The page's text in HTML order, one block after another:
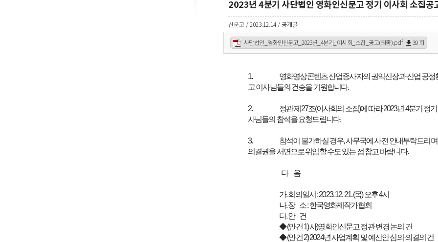
2023년 4분기 사단법인 영화인신문고 정기 이사회 소집공
신문고 / 2023.12.14 / 공개글
사단법인_영화인신문고_2023년_4분기_이시회_소집_공고(최종).pdf 39 회
1.
영화영상콘텐츠 산업종사자의 권익신장과 산업 공
고 이사님들의 건승을 기원합니다.
2.
정관 제27조(이사회의 소집)에 따라 2023년 4분기 정
사님들의 참석을 요청드립니다.
3.
참석이 불가하실 경우, 사무국에 사전 안내부탁드리
의결권을 서면으로 위임할 수도 있는 점 참고 바랍니다.
다 음
가. 회의일시 : 2023. 12. 21. (목) 오후 4시
나. 장 소 : 한국영화제작가협회
다. 안 건
◆ (안건 1) 사)영화인신문고 정관 변경 논의 건
◆ (안건 2) 2024년 사업계획 및 예산안 심의·의결의 건